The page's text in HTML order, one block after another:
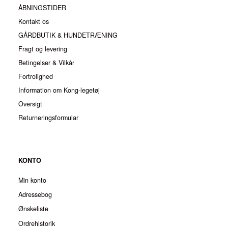
ÅBNINGSTIDER
Kontakt os
GÅRDBUTIK & HUNDETRÆNING
Fragt og levering
Betingelser & Vilkår
Fortrolighed
Information om Kong-legetøj
Oversigt
Returneringsformular
KONTO
Min konto
Adressebog
Ønskeliste
Ordrehistorik